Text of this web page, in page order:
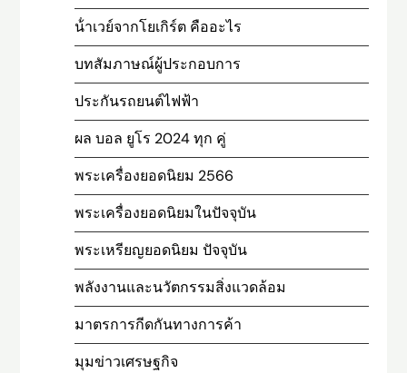
น้ําเวย์จากโยเกิร์ต คืออะไร
บทสัมภาษณ์ผู้ประกอบการ
ประกันรถยนต์ไฟฟ้า
ผล บอล ยูโร 2024 ทุก คู่
พระเครื่องยอดนิยม 2566
พระเครื่องยอดนิยมในปัจจุบัน
พระเหรียญยอดนิยม ปัจจุบัน
พลังงานและนวัตกรรมสิ่งแวดล้อม
มาตรการกีดกันทางการค้า
มุมข่าวเศรษฐกิจ